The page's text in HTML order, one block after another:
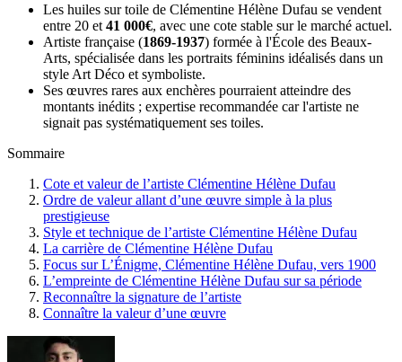
Les huiles sur toile de Clémentine Hélène Dufau se vendent
entre 20 et 41 000€, avec une cote stable sur le marché actuel.
Artiste française (1869-1937) formée à l'École des Beaux-
Arts, spécialisée dans les portraits féminins idéalisés dans un
style Art Déco et symboliste.
Ses œuvres rares aux enchères pourraient atteindre des
montants inédits ; expertise recommandée car l'artiste ne
signait pas systématiquement ses toiles.
Sommaire
Cote et valeur de l’artiste Clémentine Hélène Dufau
Ordre de valeur allant d’une œuvre simple à la plus
prestigieuse
Style et technique de l’artiste Clémentine Hélène Dufau
La carrière de Clémentine Hélène Dufau
Focus sur L’Énigme, Clémentine Hélène Dufau, vers 1900
L’empreinte de Clémentine Hélène Dufau sur sa période
Reconnaître la signature de l’artiste
Connaître la valeur d’une œuvre